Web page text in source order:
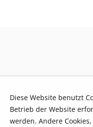
Diese Website benutzt
Betrieb der Website
werden. Andere